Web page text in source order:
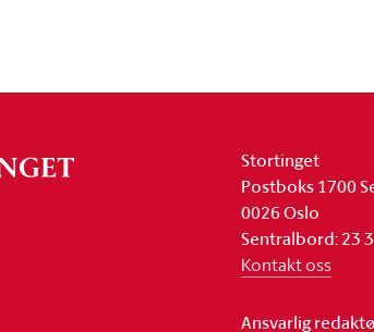
Stortinget
Postboks 1700
0026 Oslo
Sentralbord: 23
Kontakt oss
Ansvarlig